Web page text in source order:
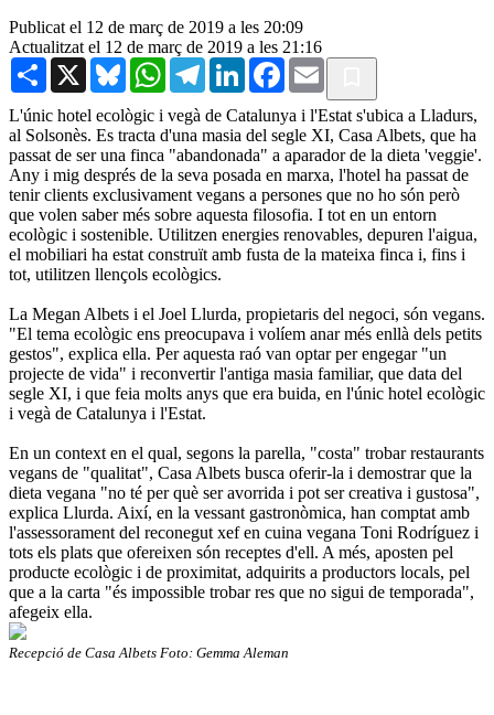
Publicat el 12 de març de 2019 a les 20:09
Actualitzat el 12 de març de 2019 a les 21:16
Share X BlueskyWhatsAppTelegramLinkedInFacebook
Email
L'únic hotel ecològic i vegà de Catalunya i l'Estat s'ubica a Lladurs,
al Solsonès. Es tracta d'una masia del segle XI, Casa Albets, que ha
passat de ser una finca "abandonada" a aparador de la dieta 'veggie'.
Any i mig després de la seva posada en marxa, l'hotel ha passat de
tenir clients exclusivament vegans a persones que no ho són però
que volen saber més sobre aquesta filosofia. I tot en un entorn
ecològic i sostenible. Utilitzen energies renovables, depuren l'aigua,
el mobiliari ha estat construït amb fusta de la mateixa finca i, fins i
tot, utilitzen llençols ecològics.
La Megan Albets i el Joel Llurda, propietaris del negoci, són vegans.
"El tema ecològic ens preocupava i volíem anar més enllà dels petits
gestos", explica ella. Per aquesta raó van optar per engegar "un
projecte de vida" i reconvertir l'antiga masia familiar, que data del
segle XI, i que feia molts anys que era buida, en l'únic hotel ecològic
i vegà de Catalunya i l'Estat.
En un context en el qual, segons la parella, "costa" trobar restaurants
vegans de "qualitat", Casa Albets busca oferir-la i demostrar que la
dieta vegana "no té per què ser avorrida i pot ser creativa i gustosa",
explica Llurda. Així, en la vessant gastronòmica, han comptat amb
l'assessorament del reconegut xef en cuina vegana Toni Rodríguez i
tots els plats que ofereixen són receptes d'ell. A més, aposten pel
producte ecològic i de proximitat, adquirits a productors locals, pel
que a la carta "és impossible trobar res que no sigui de temporada",
afegeix ella.
Recepció de Casa Albets Foto: Gemma Aleman